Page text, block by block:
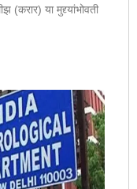
(करार) या मुद्द्यांभोवती